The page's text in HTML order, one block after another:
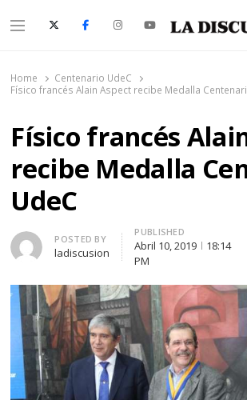
Menu
Home
Centenario UdeC
Físico francés Alain Aspect recibe Medalla
Físico francés
recibe Medalla
UdeC
Author
POSTED BY
ladiscusion
PUBLISHED
Abril 10, 2019
18:14
PM